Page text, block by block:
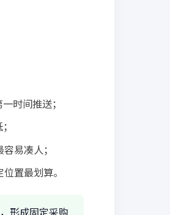
时间推送；
易凑人；
置最划算。
形成固定采购